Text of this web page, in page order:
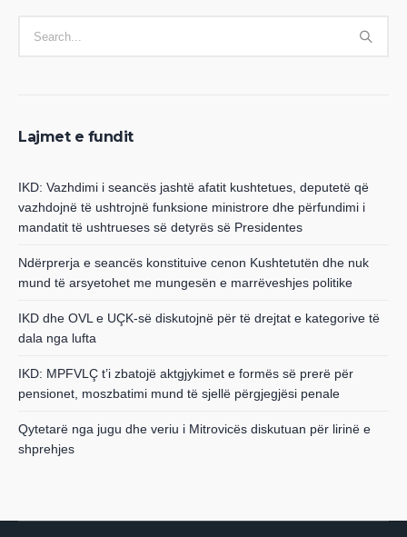
Lajmet e fundit
IKD: Vazhdimi i seancës jashtë afatit kushtetues, deputetë që
vazhdojnë të ushtrojnë funksione ministrore dhe përfundimi i
mandatit të ushtrueses së detyrës së Presidentes
Ndërprerja e seancës konstituive cenon Kushtetutën dhe nuk
mund të arsyetohet me mungesën e marrëveshjes politike
IKD dhe OVL e UÇK-së diskutojnë për të drejtat e kategorive të
dala nga lufta
IKD: MPFVLÇ t’i zbatojë aktgjykimet e formës së prerë për
pensionet, moszbatimi mund të sjellë përgjegjësi penale
Qytetarë nga jugu dhe veriu i Mitrovicës diskutuan për lirinë e
shprehjes